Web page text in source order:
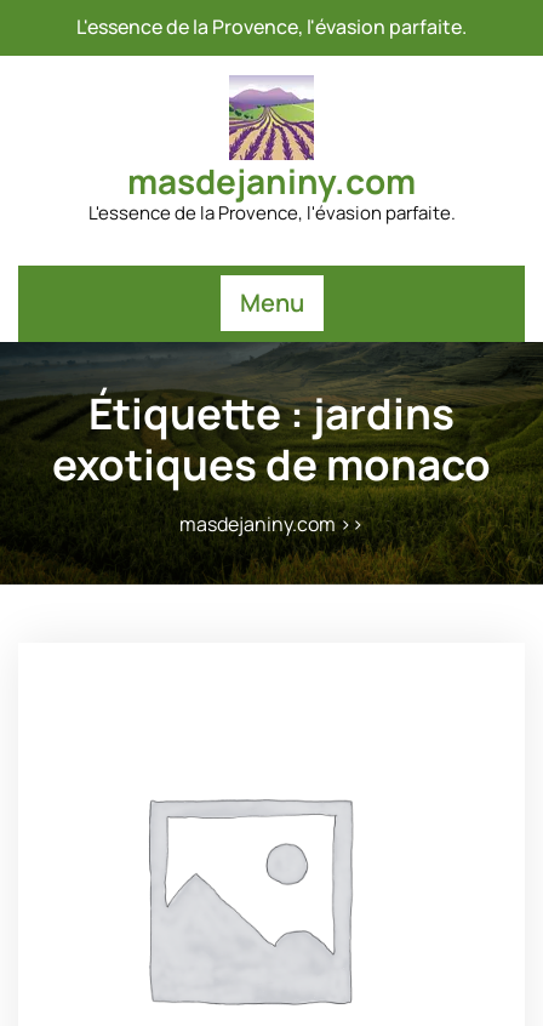
L'essence de la Provence, l'évasion parfaite.
masdejaniny.com
L'essence de la Provence, l'évasion parfaite.
Menu
Étiquette :jardins
exotiques de monaco
masdejaniny.com>>